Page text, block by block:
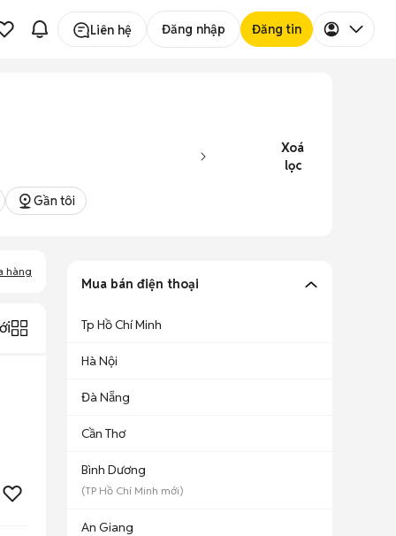
Liên hệ Đăng nhập Đăng tin
Xoá
lọc
Gần tôi
hàng
Mua bán điện thoại
Tp Hồ Chí Minh
Hà Nội
Đà Nẵng
Cần Thơ
Bình Dương
(TP Hồ Chí Minh mới)
An Giang